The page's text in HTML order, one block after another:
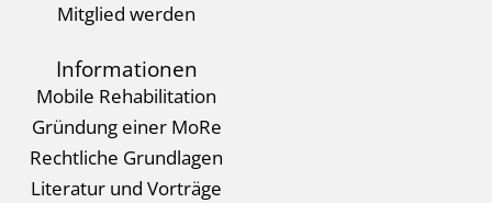
Mitglied werden
Informationen
Mobile Rehabilitation
Gründung einer MoRe
Rechtliche Grundlagen
Literatur und Vorträge